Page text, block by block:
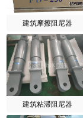
建筑摩擦阻尼器
建筑粘滞阻尼器